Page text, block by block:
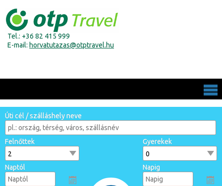
Tel.: +36 82 415 999
E-mail: horvatutazas@otptravel.hu
Úti cél / szálláshely neve
Felnőttek Gyerekek
Naptól Napig